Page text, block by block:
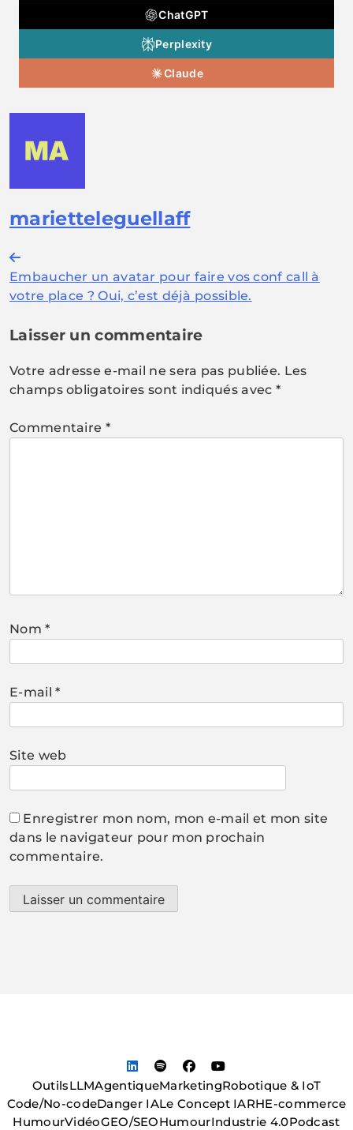
ChatGPT
Perplexity
Claude
marietteleguellaff
Navigation
de
Embaucher un avatar pour faire vos conf call à
votre place ? Oui, c’est déjà possible.
Laisser un commentaire
Votre adresse e-mail ne sera pas publiée. Les
champs obligatoires sont indiqués avec *
Commentaire *
Nom*
E-mail*
Site web
Enregistrer mon nom, mon e-mail et mon site
dans le navigateur pour mon prochain
commentaire.
OutilsLLMAgentiqueMarketingRobotique & IoT
Code/No-codeDanger IALe Concept IARHE-commerce
HumourVidéoGEO/SEOHumourIndustrie 4.0Podcast